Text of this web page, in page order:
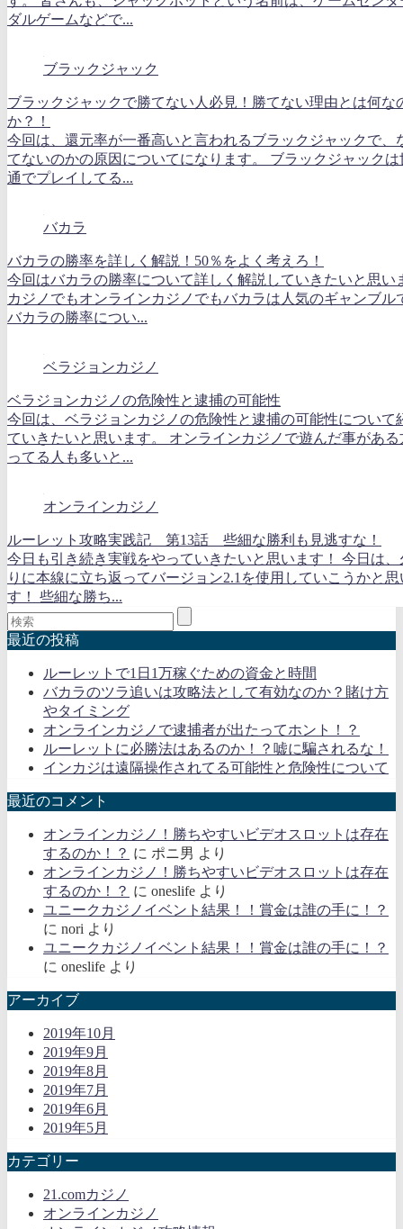
ダルゲームなどで...
ブラックジャック
ブラックジャックで勝てない人必見！勝てない理由とは何な
か？！
今回は、還元率が一番高いと言われるブラックジャックで、
てないのかの原因についてになります。 ブラックジャックは
通でプレイしてる...
バカラ
バカラの勝率を詳しく解説！50％をよく考えろ！
今回はバカラの勝率について詳しく解説していきたいと思い
カジノでもオンラインカジノでもバカラは人気のギャンブル
バカラの勝率につい...
ベラジョンカジノ
ベラジョンカジノの危険性と逮捕の可能性
今回は、ベラジョンカジノの危険性と逮捕の可能性について
ていきたいと思います。 オンラインカジノで遊んだ事がある
ってる人も多いと...
オンラインカジノ
ルーレット攻略実践記 第13話 些細な勝利も見逃すな！
今日も引き続き実戦をやっていきたいと思います！ 今日は、
りに本線に立ち返ってバージョン2.1を使用していこうかと思
す！ 些細な勝ち...
最近の投稿
ルーレットで1日1万稼ぐための資金と時間
バカラのツラ追いは攻略法として有効なのか？賭け方
やタイミング
オンラインカジノで逮捕者が出たってホント！？
ルーレットに必勝法はあるのか！？嘘に騙されるな！
インカジは遠隔操作されてる可能性と危険性について
最近のコメント
オンラインカジノ！勝ちやすいビデオスロットは存在
するのか！？ に ポニ男 より
オンラインカジノ！勝ちやすいビデオスロットは存在
するのか！？ に oneslife より
ユニークカジノイベント結果！！賞金は誰の手に！？
に nori より
ユニークカジノイベント結果！！賞金は誰の手に！？
に oneslife より
アーカイブ
2019年10月
2019年9月
2019年8月
2019年7月
2019年6月
2019年5月
カテゴリー
21.comカジノ
オンラインカジノ